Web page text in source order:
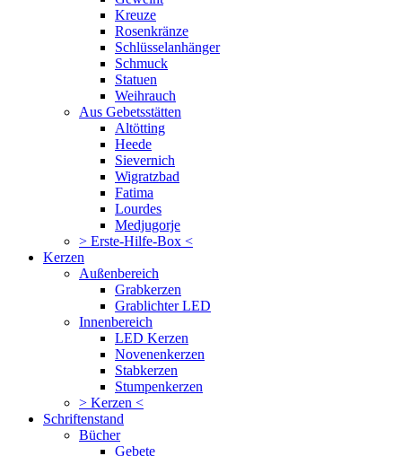
Kreuze
Rosenkränze
Schlüsselanhänger
Schmuck
Statuen
Weihrauch
Aus Gebetsstätten
Altötting
Heede
Sievernich
Wigratzbad
Fatima
Lourdes
Medjugorje
> Erste-Hilfe-Box <
Kerzen
Außenbereich
Grabkerzen
Grablichter LED
Innenbereich
LED Kerzen
Novenenkerzen
Stabkerzen
Stumpenkerzen
> Kerzen <
Schriftenstand
Bücher
Gebete